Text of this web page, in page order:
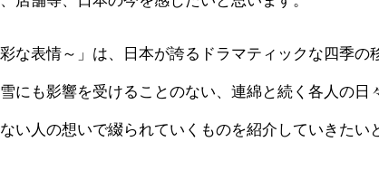
な表情～」は、日本が誇るドラマティックな四季の
にも影響を受けることのない、連綿と続く各人の日
い人の想いで綴られていくものを紹介していきたい